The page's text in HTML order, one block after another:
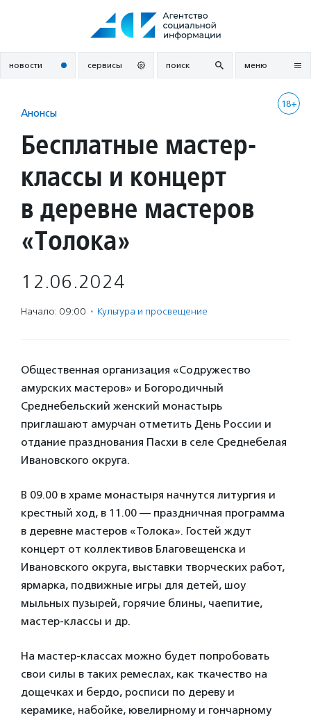
новости сервисы поиск меню
18+
Анонсы
Бесплатные мастер-
классы и концерт
в деревне мастеров
«Толока»
12.06.2024
Начало: 09:00 · Культура и просвещение
Общественная организация «Содружество
амурских мастеров» и Богородичный
Среднебельский женский монастырь
приглашают амурчан отметить День России и
отдание празднования Пасхи в селе Среднебелая
Ивановского округа.
В 09.00 в храме монастыря начнутся литургия и
крестный ход, в 11.00 — праздничная программа
в деревне мастеров «Толока». Гостей ждут
концерт от коллективов Благовещенска и
Ивановского округа, выставки творческих работ,
ярмарка, подвижные игры для детей, шоу
мыльных пузырей, горячие блины, чаепитие,
мастер-классы и др.
На мастер-классах можно будет попробовать
свои силы в таких ремеслах, как ткачество на
дощечках и бердо, росписи по дереву и
керамике, набойке, ювелирному и гончарному